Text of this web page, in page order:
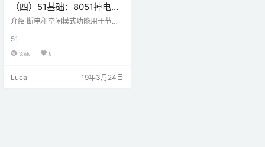
（四）51基础：8051掉电和
空闲模式
介绍 断电和空闲模式功能用于节省
电功能，在功耗主要限制的嵌入式
应用中非常有用。 8051功率控制逻
和空闲模式之间的区别 如上图8051
51
3.6k 0
Luca 19年3月24日